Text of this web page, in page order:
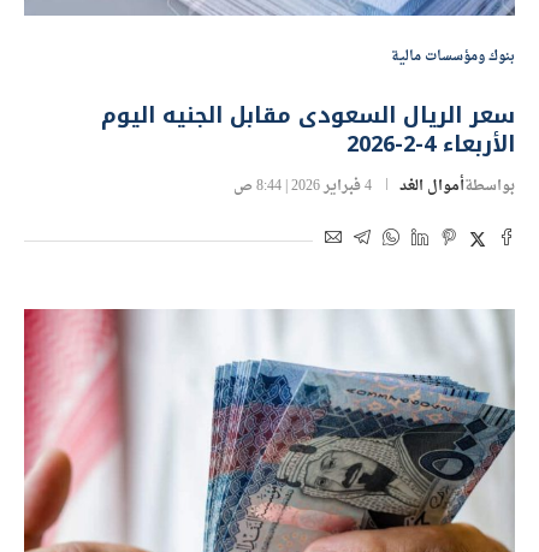
بنوك ومؤسسات مالية
سعر الريال السعودى مقابل الجنيه اليوم
الأربعاء 4-2-2026
بواسطةأموال الغد 4 فبراير 2026 | 8:44 ص